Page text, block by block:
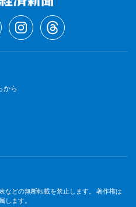
から
などの無断転載を禁止します。 著作権は
します。